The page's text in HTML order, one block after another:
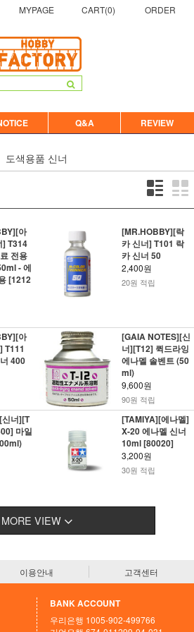
MYPAGE CART(0) ORDER
Q&A REVIEW
도색용품 신너
아
] T314
전용
- 에
[1212
[MR.HOBBY][락
카 신너] T101 락
카 신너 50
2,400원
20원 적립
아
T111
400
[GAIA NOTES][신
너][T12] 퀵드라잉
에나멜 솔벤트 (50
ml)
9,600원
90원 적립
너][T
마일
[TAMIYA][에나멜]
X-20 에나멜 신너
10ml [80020]
3,200원
30원 적립
MORE VIEW
이용안내 고객센터
BANK ACCOUNT
우리은행 1005-902-499766